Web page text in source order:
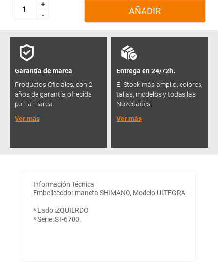
+
-
+
-
AÑADIR
Garantía de marca
Productos Oficiales, con 2
años de garantía ofrecida
por la marca.
Ver más
Entrega en 24/72h.
El Stock más amplio, colores,
tallas, modelos y todas las
Novedades.
Ver más
Información Técnica
Embellecedor maneta SHIMANO, Modelo ULTEGRA
* Lado iZQUIERDO
* Serie: ST-6700.